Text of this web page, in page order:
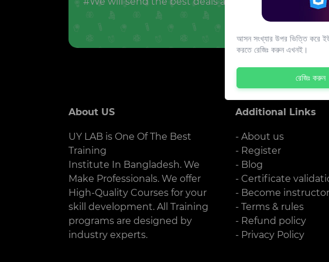
About US
UY LAB is One Of The Best
Training
Institute In Bangladesh. We
Make Professionals. We offer
High-Quality Courses for your
skill development. All Training
programs are designed by
industry experts.
Additional Links
- About us
- Register
- Blog
- Certificate
- Become instructor
- Terms & rules
- Refund policy
- Privacy Policy
আসন সংখ্যার উপর ভিত্তি করে
করতে রেজিঃ করুন এখনই।
রেজিঃ করুন